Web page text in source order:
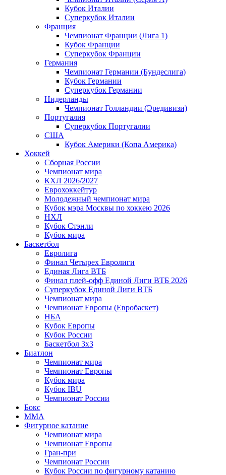
Кубок Италии
Суперкубок Италии
Франция
Чемпионат Франции (Лига 1)
Кубок Франции
Суперкубок Франции
Германия
Чемпионат Германии (Бундеслига)
Кубок Германии
Суперкубок Германии
Нидерланды
Чемпионат Голландии (Эредивизи)
Португалия
Суперкубок Португалии
США
Кубок Америки (Копа Америка)
Хоккей
Сборная России
Чемпионат мира
КХЛ 2026/2027
Еврохоккейтур
Молодежный чемпионат мира
Кубок мэра Москвы по хоккею 2026
НХЛ
Кубок Стэнли
Кубок мира
Баскетбол
Евролига
Финал Четырех Евролиги
Единая Лига ВТБ
Финал плей-офф Единой Лиги ВТБ 2026
Суперкубок Единой Лиги ВТБ
Чемпионат мира
Чемпионат Европы (Евробаскет)
НБА
Кубок Европы
Кубок России
Баскетбол 3х3
Биатлон
Чемпионат мира
Чемпионат Европы
Кубок мира
Кубок IBU
Чемпионат России
Бокс
MMA
Фигурное катание
Чемпионат мира
Чемпионат Европы
Гран-при
Чемпионат России
Кубок России по фигурному катанию